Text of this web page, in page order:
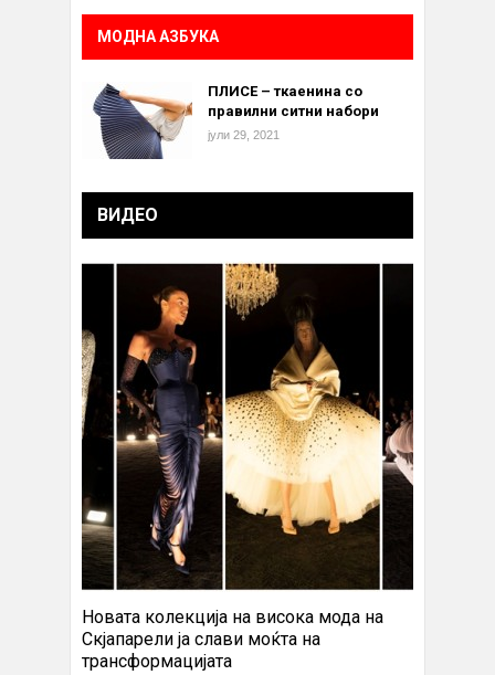
МОДНА АЗБУКА
ПЛИСЕ – ткаенина со
правилни ситни набори
јули 29, 2021
ВИДЕО
Новата колекција на висока мода на
Скјапарели ја слави моќта на
трансформацијата